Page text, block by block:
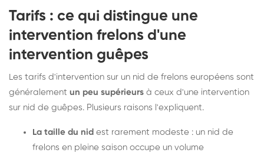
Tarifs : ce qui distingue une
intervention frelons d'une
intervention guêpes
Les tarifs d'intervention sur un nid de frelons européens sont
généralement un peu supérieurs à ceux d'une intervention
sur nid de guêpes. Plusieurs raisons l'expliquent.
La taille du nid est rarement modeste : un nid de
frelons en pleine saison occupe un volume